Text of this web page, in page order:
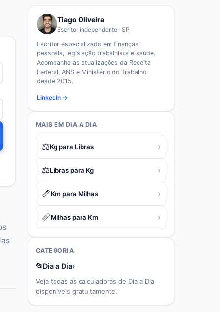
Tiago Oliveira
Escritor independente · SP
Escritor especializado em finanças
pessoais, legislação trabalhista e saúde.
Acompanha as atualizações da Receita
Federal, ANS e Ministério do Trabalho
desde 2015.
LinkedIn →
MAIS EM DIA A DIA
⚖️Kg para Libras ›
⚖️Libras para Kg ›
📏Km para Milhas ›
📏Milhas para Km ›
CATEGORIA
📂Dia a Dia›
Veja todas as calculadoras de Dia a Dia
disponíveis gratuitamente.